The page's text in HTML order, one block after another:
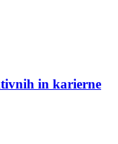
in karierne